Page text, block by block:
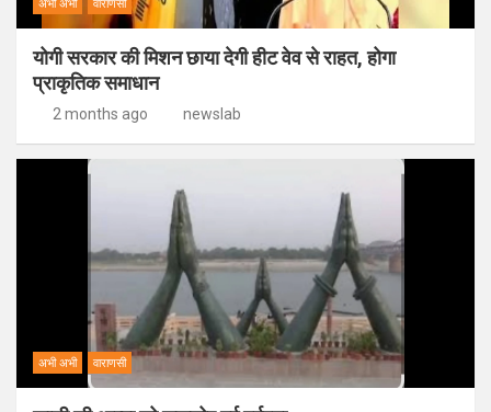
अभी अभी वाराणसी
योगी सरकार की मिशन छाया देगी हीट वेव से राहत, होगा
प्राकृतिक समाधान
2 months ago newslab
अभी अभी वाराणसी